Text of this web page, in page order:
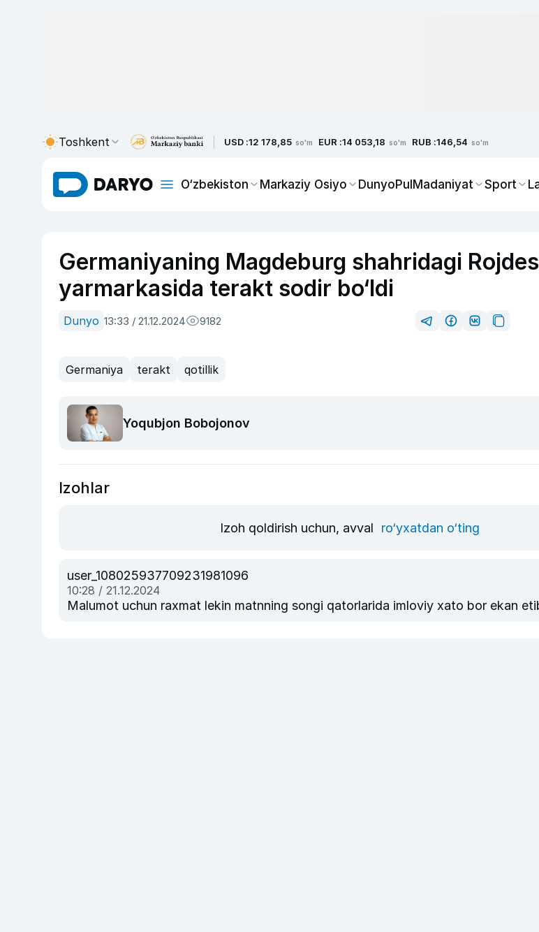
Toshkent USD :12 178,85 so'm EUR :14 053,18 so'm RUB :146,54 so'm
O‘zbekiston Markaziy Osiyo DunyoPulMadaniyat Sport
Germaniyaning Magdeburg shahridagi
yarmarkasida terakt sodir bo‘ldi
Dunyo 13:33 / 21.12.2024 9182
Germaniya terakt qotillik
Yoqubjon Bobojonov
Izohlar
Izoh qoldirish uchun, avval ro‘yxatdan o‘ting
user_108025937709231981096
10:28 / 21.12.2024
Malumot uchun raxmat lekin matnning songi qatorlarida imloviy xato bor ekan